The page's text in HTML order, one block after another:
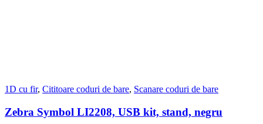
1D cu fir, Cititoare coduri de bare, Scanare coduri de bare
Zebra Symbol LI2208, USB kit, stand, negru